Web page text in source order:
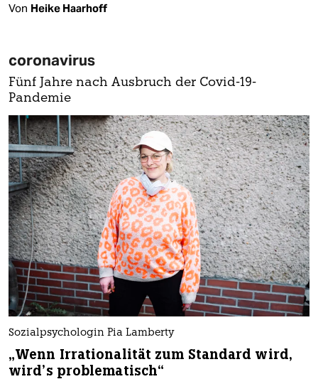
Von Heike Haarhoff
coronavirus
Fünf Jahre nach Ausbruch der Covid-19-
Pandemie
Sozialpsychologin Pia Lamberty
„Wenn Irrationalität zum Standard wird,
wird’s problematisch“